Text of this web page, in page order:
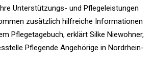
Unterstützungs- und Pflegeleistungen
zusätzlich hilfreiche Informationen
Pflegetagebuch, erklärt Silke Niewohner,
Pflegende Angehörige in Nordrhein-